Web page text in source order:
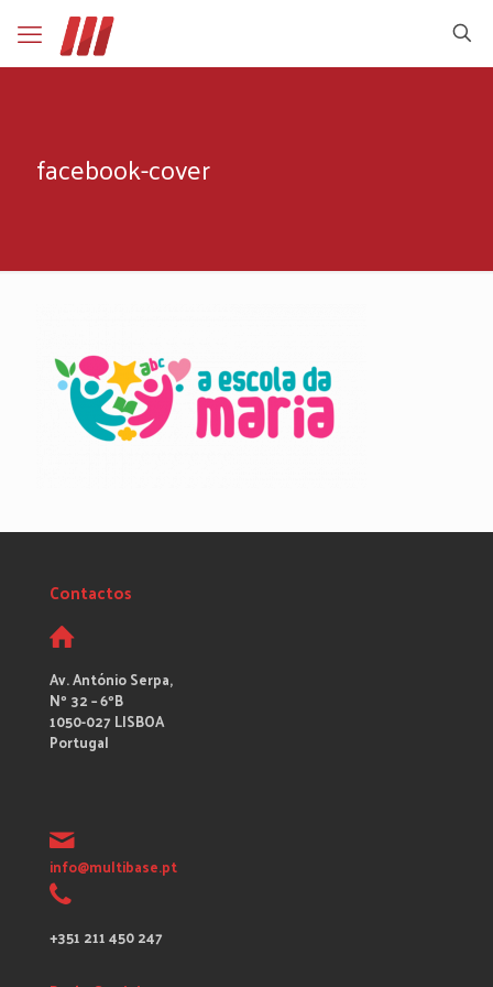
facebook-cover
Contactos
Av. António Serpa,
Nº 32 – 6ºB
1050-027 LISBOA
Portugal
info@multibase.pt
+351 211 450 247